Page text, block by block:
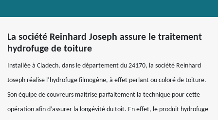
La société Reinhard Joseph assure le traitement
hydrofuge de toiture
Installée à Cladech, dans le département du 24170, la société Reinhard
Joseph réalise l’hydrofuge filmogène, à effet perlant ou coloré de toiture.
Son équipe de couvreurs maitrise parfaitement la technique pour cette
opération afin d’assurer la longévité du toit. En effet, le produit hydrofuge